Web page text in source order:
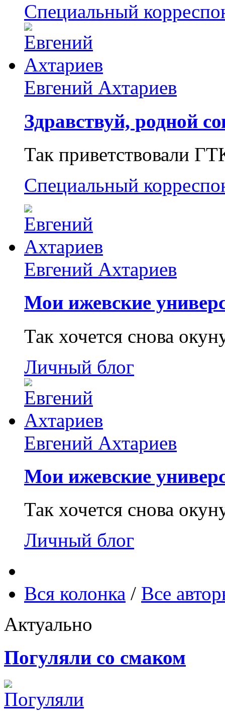
Специальный
Евгений Ахтариев
Здравствуй, родной
Так приветствовали
Специальный
Евгений Ахтариев
Мои ижевские
Так хочется снова
Личный блог
Евгений Ахтариев
Мои ижевские
Так хочется снова
Личный блог
Вся колонка / Все
Актуально
Погуляли со смаком